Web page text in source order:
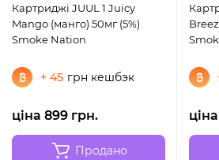
Картриджі JUUL 1 Juicy
Mango (манго) 50мг (5%)
Smoke Nation
+ 45 грн кешбэк
ціна 899 грн.
Продано
Картриджі